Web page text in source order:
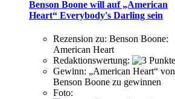
Benson Boone will auf „American
Heart“ Everybody's Darling sein
Rezension zu: Benson Boone:
American Heart
Redaktionswertung:
Gewinn: „American Heart“ von
Benson Boone zu gewinnen
Foto: